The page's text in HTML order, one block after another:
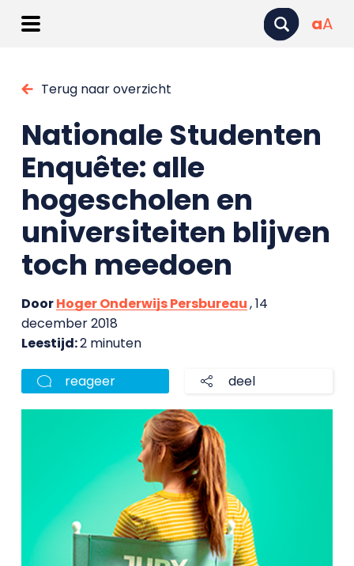
aA
Terug naar overzicht
Nationale Studenten
Enquête: alle
hogescholen en
universiteiten blijven
toch meedoen
DoorHoger Onderwijs Persbureau, 14
december 2018
Leestijd:2 minuten
reageer deel